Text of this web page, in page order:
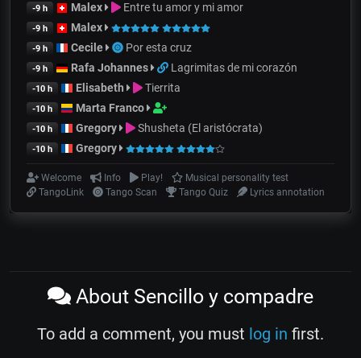
-9 h Malex Entre tu amor y mi amor
-9 h Malex
-9 h Cecile Por esta cruz
-9 h Rafa Johannes Lagrimitas de mi corazón
-10 h Elisabeth Tierrita
-10 h Marta Franco
-10 h Gregory Shusheta (El aristócrata)
-10 h Gregory
Welcome Info Play!
Musical personality test
TangoLink
Tango Scan Tango Quiz Lyrics annotation
About Sencillo y compadre
To add a comment, you must log in first.